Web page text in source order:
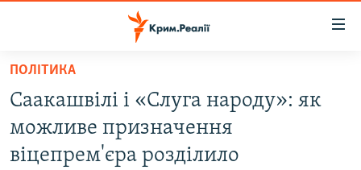
Перейти
основного
матеріалу
Перейти
до
ВІДЕО ТА ФОТО
ПОЛІТИКА
Саакашвілі і «Слуга народу»: як
можливе призначення
віцепрем'єра розділило